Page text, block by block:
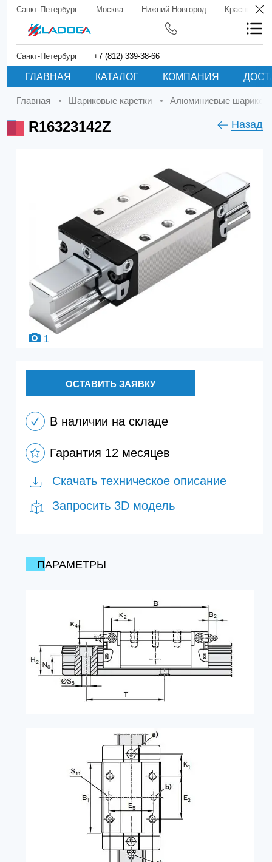
Санкт-Петербург Москва Нижний Новгород Краснодар
Санкт-Петербург +7 (812) 339-38-66
ГЛАВНАЯ КАТАЛОГ КОМПАНИЯ
Главная Шариковые каретки Алюминиевые
R16323142Z Назад
1
ОСТАВИТЬ ЗАЯВКУ
В наличии на складе
Гарантия 12 месяцев
Скачать техническое описание
Запросить 3D модель
ПАРАМЕТРЫ